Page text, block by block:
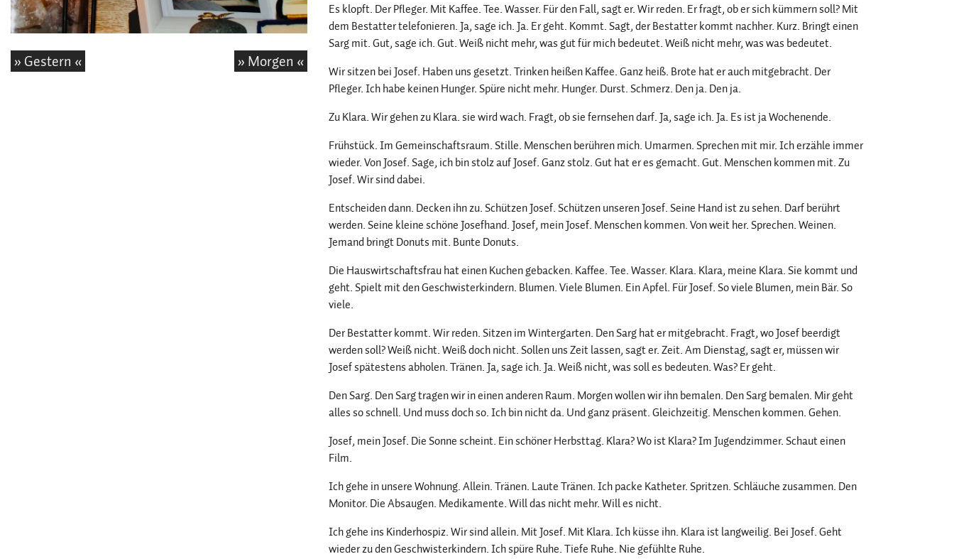
» Gestern « » Morgen «
Es klopft. Der Pfleger. Mit Kaffee. Tee. Wasser. Für den Fall, sagt er. Wir reden. Er fragt, ob er sich kümmern soll? Mit
dem Bestatter telefonieren. Ja, sage ich. Ja. Er geht. Kommt. Sagt, der Bestatter kommt nachher. Kurz. Bringt einen
Sarg mit. Gut, sage ich. Gut. Weiß nicht mehr, was gut für mich bedeutet. Weiß nicht mehr, was was bedeutet.
Wir sitzen bei Josef. Haben uns gesetzt. Trinken heißen Kaffee. Ganz heiß. Brote hat er auch mitgebracht. Der
Pfleger. Ich habe keinen Hunger. Spüre nicht mehr. Hunger. Durst. Schmerz. Den ja. Den ja.
Zu Klara. Wir gehen zu Klara. sie wird wach. Fragt, ob sie fernsehen darf. Ja, sage ich. Ja. Es ist ja Wochenende.
Frühstück. Im Gemeinschaftsraum. Stille. Menschen berühren mich. Umarmen. Sprechen mit mir. Ich erzähle immer
wieder. Von Josef. Sage, ich bin stolz auf Josef. Ganz stolz. Gut hat er es gemacht. Gut. Menschen kommen mit. Zu
Josef. Wir sind dabei.
Entscheiden dann. Decken ihn zu. Schützen Josef. Schützen unseren Josef. Seine Hand ist zu sehen. Darf berührt
werden. Seine kleine schöne Josefhand. Josef, mein Josef. Menschen kommen. Von weit her. Sprechen. Weinen.
Jemand bringt Donuts mit. Bunte Donuts.
Die Hauswirtschaftsfrau hat einen Kuchen gebacken. Kaffee. Tee. Wasser. Klara. Klara, meine Klara. Sie kommt und
geht. Spielt mit den Geschwisterkindern. Blumen. Viele Blumen. Ein Apfel. Für Josef. So viele Blumen, mein Bär. So
viele.
Der Bestatter kommt. Wir reden. Sitzen im Wintergarten. Den Sarg hat er mitgebracht. Fragt, wo Josef beerdigt
werden soll? Weiß nicht. Weiß doch nicht. Sollen uns Zeit lassen, sagt er. Zeit. Am Dienstag, sagt er, müssen wir
Josef spätestens abholen. Tränen. Ja, sage ich. Ja. Weiß nicht, was soll es bedeuten. Was? Er geht.
Den Sarg. Den Sarg tragen wir in einen anderen Raum. Morgen wollen wir ihn bemalen. Den Sarg bemalen. Mir geht
alles so schnell. Und muss doch so. Ich bin nicht da. Und ganz präsent. Gleichzeitig. Menschen kommen. Gehen.
Josef, mein Josef. Die Sonne scheint. Ein schöner Herbsttag. Klara? Wo ist Klara? Im Jugendzimmer. Schaut einen
Film.
Ich gehe in unsere Wohnung. Allein. Tränen. Laute Tränen. Ich packe Katheter. Spritzen. Schläuche zusammen. Den
Monitor. Die Absaugen. Medikamente. Will das nicht mehr. Will es nicht.
Ich gehe ins Kinderhospiz. Wir sind allein. Mit Josef. Mit Klara. Ich küsse ihn. Klara ist langweilig. Bei Josef. Geht
wieder zu den Geschwisterkindern. Ich spüre Ruhe. Tiefe Ruhe. Nie gefühlte Ruhe.